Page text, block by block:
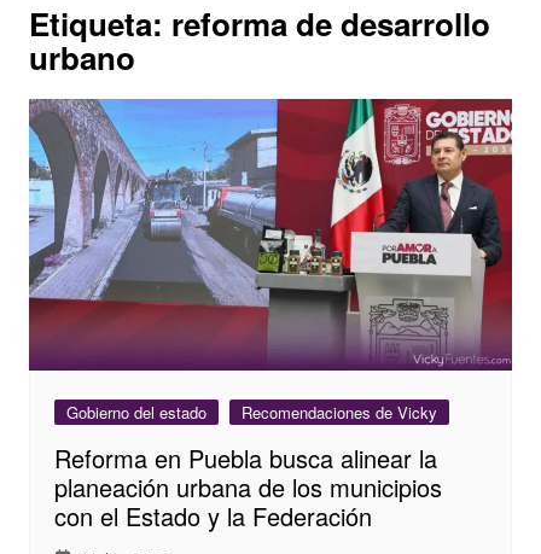
Etiqueta: reforma de desarrollo
urbano
Gobierno del estado Recomendaciones de Vicky
Reforma en Puebla busca alinear la
planeación urbana de los municipios
con el Estado y la Federación